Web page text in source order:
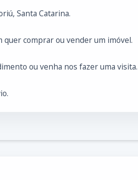
Santa Catarina.
comprar ou vender um imóvel.
ou venha nos fazer uma visita.